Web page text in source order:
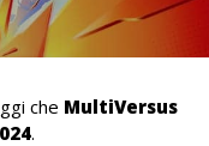
che MultiVersus
.